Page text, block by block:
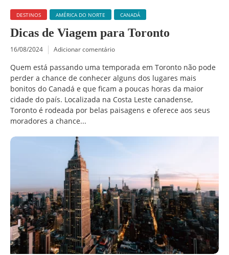
DESTINOS AMÉRICA DO NORTE CANADÁ
Dicas de Viagem para Toronto
16/08/2024 Adicionar comentário
Quem está passando uma temporada em Toronto não pode
perder a chance de conhecer alguns dos lugares mais
bonitos do Canadá e que ficam a poucas horas da maior
cidade do país. Localizada na Costa Leste canadense,
Toronto é rodeada por belas paisagens e oferece aos seus
moradores a chance...